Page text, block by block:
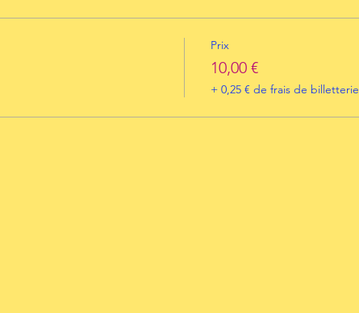
Prix
10,00 €
+ 0,25 € de frais de billetterie